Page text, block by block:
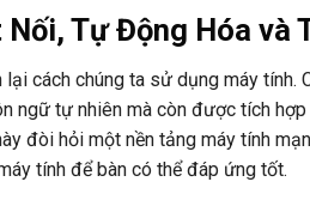
Tự Động Hóa và
cách chúng ta sử dụng máy
ngữ tự nhiên mà còn được tích
đòi hỏi một nền tảng máy tính
tính để bàn có thể đáp ứng tốt.